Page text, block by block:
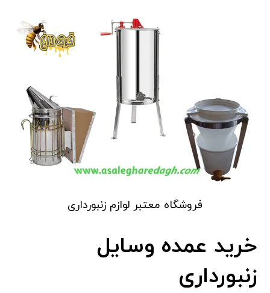
فروشگاه معتبر لوازم زنبورداری
خرید عمده وسایل
زنبورداری